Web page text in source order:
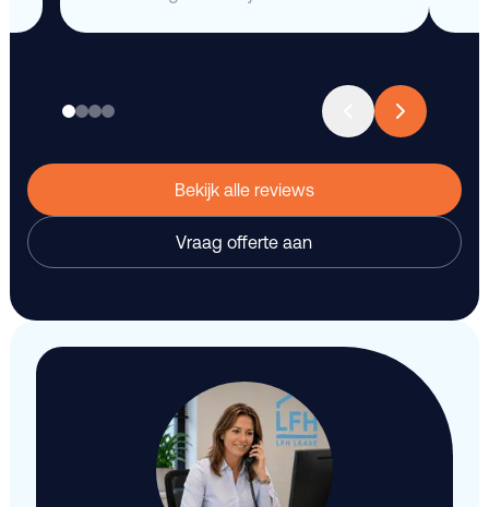
Bekijk alle reviews
Vraag offerte aan